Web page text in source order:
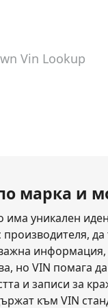
Vin Lookup
марка и
има уникален
информация,
но VIN помага
и записи за
към VIN